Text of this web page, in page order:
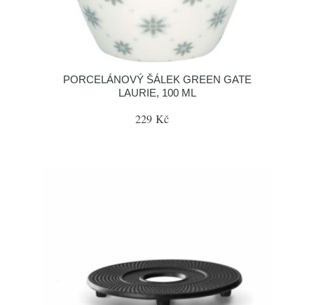
PORCELÁNOVÝ ŠÁLEK GREEN GATE
LAURIE, 100 ML
229 Kč